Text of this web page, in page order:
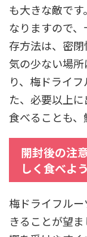
も大きな敵で
なりますので
存方法は、密
気の少ない場
り、梅ドライ
た、必要以上
食べることも、
開封後の注
しく食べよう
梅ドライフル
きることが望